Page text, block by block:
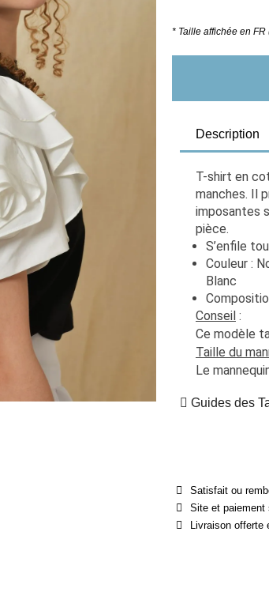
* Taille affichée en FR
Description
T-shirt en
manches. Il
imposantes
pièce.
S’enfile
Couleur :
Conseil :
Ce modèle
Taille du
Le
Guides des
Satisfait ou
Site et paiement
Livraison offerte